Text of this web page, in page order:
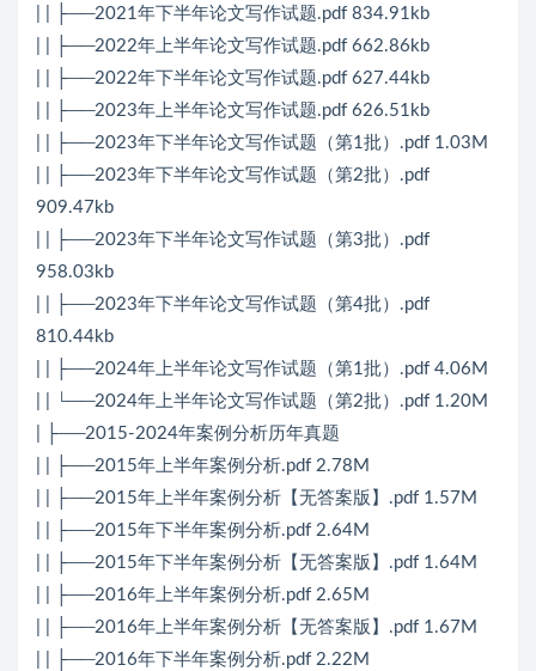
| | ├──2021年下半年论文写作试题.pdf 834.91kb
| | ├──2022年上半年论文写作试题.pdf 662.86kb
| | ├──2022年下半年论文写作试题.pdf 627.44kb
| | ├──2023年上半年论文写作试题.pdf 626.51kb
| | ├──2023年下半年论文写作试题（第1批）.pdf 1.03M
| | ├──2023年下半年论文写作试题（第2批）.pdf
909.47kb
| | ├──2023年下半年论文写作试题（第3批）.pdf
958.03kb
| | ├──2023年下半年论文写作试题（第4批）.pdf
810.44kb
| | ├──2024年上半年论文写作试题（第1批）.pdf 4.06M
| | └──2024年上半年论文写作试题（第2批）.pdf 1.20M
| ├──2015-2024年案例分析历年真题
| | ├──2015年上半年案例分析.pdf 2.78M
| | ├──2015年上半年案例分析【无答案版】.pdf 1.57M
| | ├──2015年下半年案例分析.pdf 2.64M
| | ├──2015年下半年案例分析【无答案版】.pdf 1.64M
| | ├──2016年上半年案例分析.pdf 2.65M
| | ├──2016年上半年案例分析【无答案版】.pdf 1.67M
| | ├──2016年下半年案例分析.pdf 2.22M